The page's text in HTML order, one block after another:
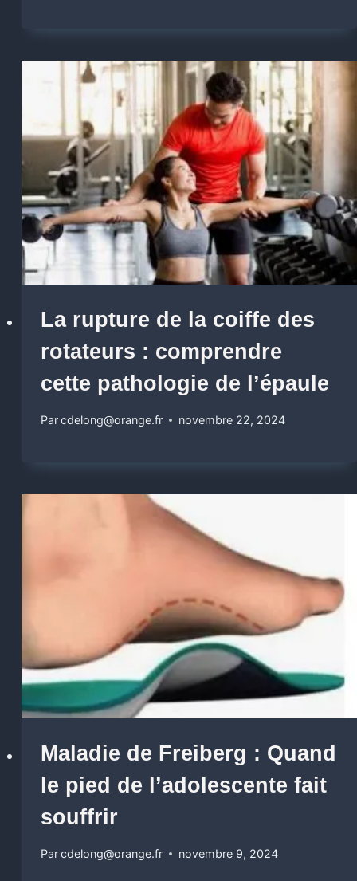
La rupture de la coiffe des
rotateurs : comprendre
cette pathologie de l’épaule
Parcdelong@orange.fr novembre 22, 2024
Maladie de Freiberg : Quand
le pied de l’adolescente fait
souffrir
Parcdelong@orange.fr novembre 9, 2024